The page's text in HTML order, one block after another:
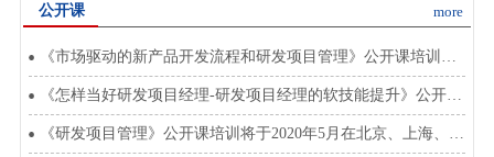
more
公开课
《市场驱动的新产品开发流程和研发项目管理》公开课培训将于2020年8月在北上深开班
《怎样当好研发项目经理-研发项目经理的软技能提升》公开课将于2020年3月在北上深开班
《研发项目管理》公开课培训将于2020年5月在北京、上海、深圳开班